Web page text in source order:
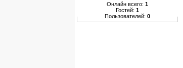
Онлайн всего: 1
Гостей: 1
Пользователей: 0